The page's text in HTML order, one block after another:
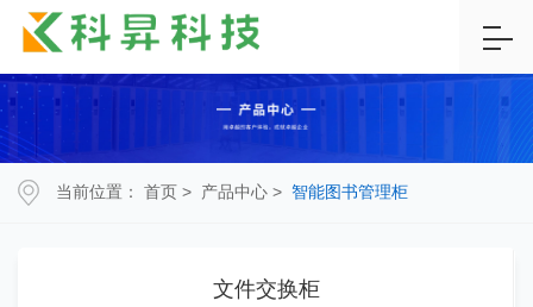
当前位置： 首页 > 产品中心 > 智能图书管理柜
文件交换柜